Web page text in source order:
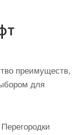
преимуществ,
для
Перегородки